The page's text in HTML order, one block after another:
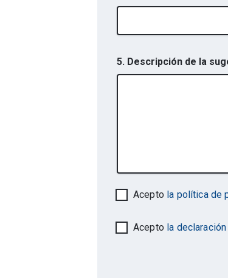
5. Descripción de la
Acepto la política de
Acepto la